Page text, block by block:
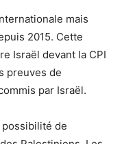
mais
2015. Cette
Israël devant la CPI
preuves de
par Israël.
possibilité de